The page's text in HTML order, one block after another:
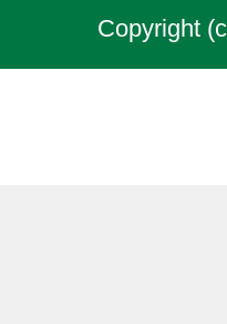
Copyright